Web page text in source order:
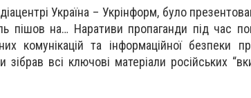
Україна – Укрінформ, було
пішов на… Наративи пропаганди під час
комунікацій та інформаційної безпеки
зібрав всі ключові матеріали російських